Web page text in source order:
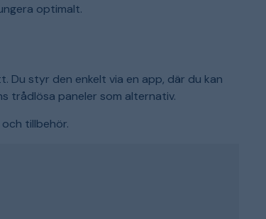
optimalt.
Du styr den enkelt via en app, där du kan
trådlösa paneler som alternativ.
tillbehör.